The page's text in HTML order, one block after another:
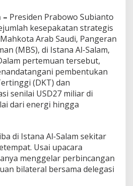
k
e
A
r
a
b
S
a
u
d
i
w
a
P
u
l
– Presiden Prabowo Subianto
kesepakatan strategis
Arab Saudi, Pangeran
(MBS), di Istana Al-Salam,
pertemuan tersebut,
pembentukan
(DKT) dan
senilai USD27 miliar di
dari energi hingga
di Istana Al-Salam sekitar
Usai upacara
menggelar perbincangan
bilateral bersama delegasi